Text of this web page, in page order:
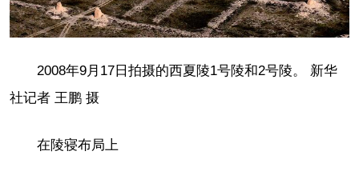
2008年9月17日拍摄的西夏陵1号陵和2号陵。 新华
社记者 王鹏 摄
在陵寝布局上